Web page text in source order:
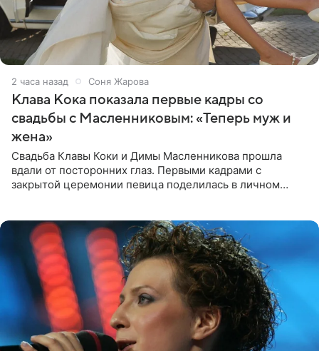
2 часа назад Соня Жарова
Клава Кока показала первые кадры со
свадьбы с Масленниковым: «Теперь муж и
жена»
Свадьба Клавы Коки и Димы Масленникова прошла
вдали от посторонних глаз. Первыми кадрами с
закрытой церемонии певица поделилась в личном